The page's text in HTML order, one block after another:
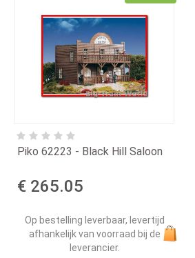
Piko 62223 - Black Hill Saloon
€ 265.05
Op bestelling leverbaar, levertijd
afhankelijk van voorraad bij de
leverancier.